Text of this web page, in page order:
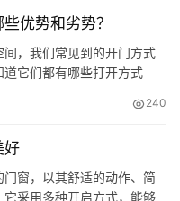
為內推拉和外掛推拉門兩
优势和劣势？
，我们常见到的开门方式
它们都有哪些打开方式
于不占据空间，门口开启
空间见到。 二、平开门 平
240
好
窗，以其舒适的动作、简
采用多种开启方式，能够